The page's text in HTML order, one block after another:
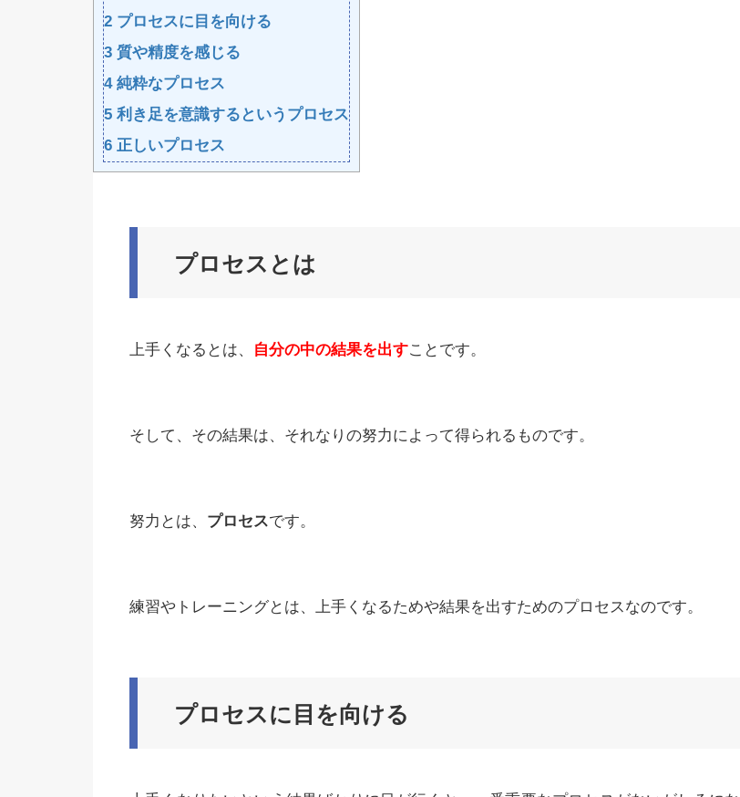
2 プロセスに目を向ける
3 質や精度を感じる
4純粋なプロセス
5 利き足を意識するというプロセス
6 正しいプロセス
プロセスとは
上手くなるとは、 自分の中の結果を出すことです。
そして、その結果は、それなりの努力によって得られるものです。
努力とは、 プロセスです。
練習やトレーニングとは、上手くなるためや結果を出すためのプロセスなのです。
プロセスに目を向ける